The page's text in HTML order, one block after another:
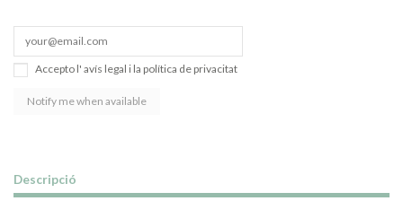
Accepto l' avís legal i la política de privacitat
Descripció